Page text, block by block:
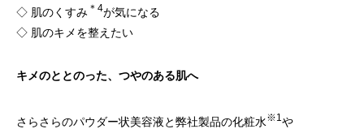
◇ 肌のくすみ ＊4が気になる
◇ 肌のキメを整えたい
キメのととのった、つやのある肌へ
さらさらのパウダー状美容液と弊社製品の化粧水※1 や